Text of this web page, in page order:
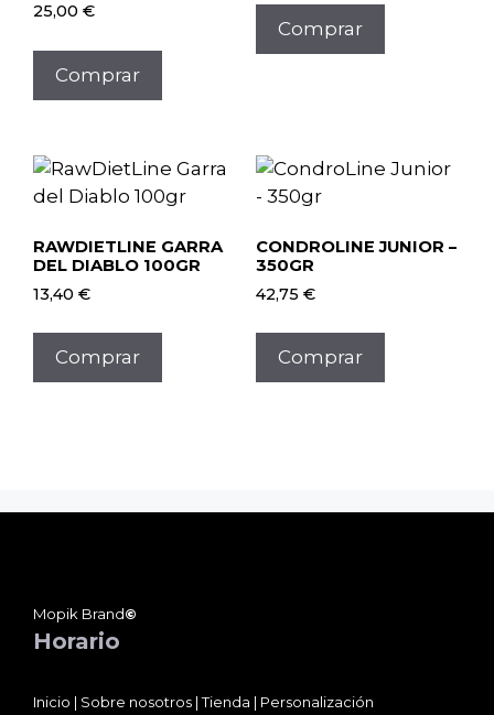
25,00 €
Comprar
Comprar
RAWDIETLINE GARRA
DEL DIABLO 100GR
13,40 €
Comprar
CONDROLINE JUNIOR –
350GR
42,75 €
Comprar
Mopik Brand©
Horario
Inicio | Sobre nosotros |Tienda | Personalización